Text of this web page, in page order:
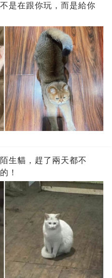
是在跟你玩，而是給你
生貓，趕了兩天都不
！